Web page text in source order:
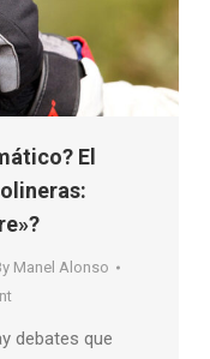
El
Manel Alonso
debates que